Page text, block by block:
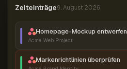
Zeiteinträge9. August 2026
Homepage-Mockup entwerfen
Acme Web Project
Markenrichtlinien überprüfen